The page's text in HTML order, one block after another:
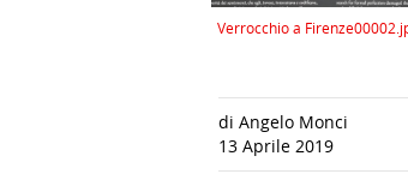
Verrocchio a
di Angelo Monci
13 Aprile 2019